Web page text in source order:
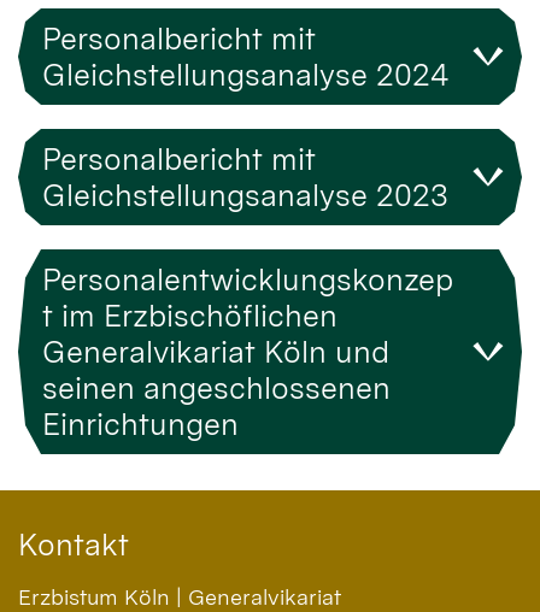
Personalbericht mit
Gleichstellungsanalyse 2024
Personalbericht mit
Gleichstellungsanalyse 2023
Personalentwicklungskonzep
t im Erzbischöflichen
Generalvikariat Köln und
seinen angeschlossenen
Einrichtungen
Kontakt
Erzbistum Köln | Generalvikariat